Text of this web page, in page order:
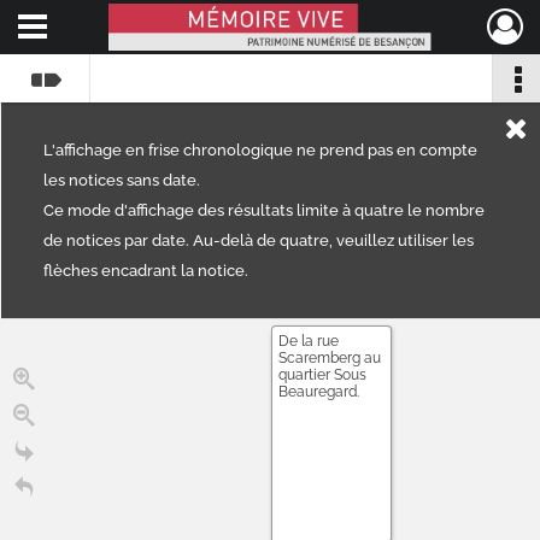
Mémoire Vive patrimoine numérisé de Besançon
Ouvrir le menu déroulant
L'affichage en frise chronologique ne prend pas en compte
les notices sans date.
Ce mode d'affichage des résultats limite à quatre le nombre
de notices par date. Au-delà de quatre, veuillez utiliser les
flèches encadrant la notice.
De la rue
Scaremberg au
quartier Sous
Beauregard.